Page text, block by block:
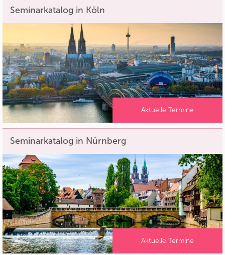
Seminarkatalog in Köln
Aktuelle Termine
Seminarkatalog in Nürnberg
Aktuelle Termine